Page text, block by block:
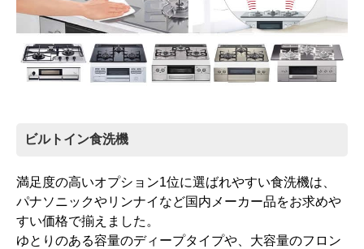
ビルトイン食洗機
満足度の高いオプション1位に選ばれやすい食洗機は、
パナソニックやリンナイなど国内メーカー品をお求めや
すい価格で揃えました。
ゆとりのある容量のディープタイプや、大容量のフロン